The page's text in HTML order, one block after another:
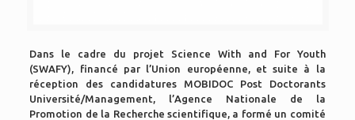
Dans le cadre du projet Science With and For Youth
(SWAFY), financé par l’Union européenne, et suite à la
réception des candidatures MOBIDOC Post Doctorants
Université/Management, l’Agence Nationale de la
Promotion de la Recherche scientifique, a formé un comité